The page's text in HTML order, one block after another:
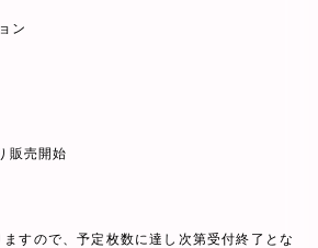
ン
販売開始
すので、予定枚数に達し次第受付終了とな